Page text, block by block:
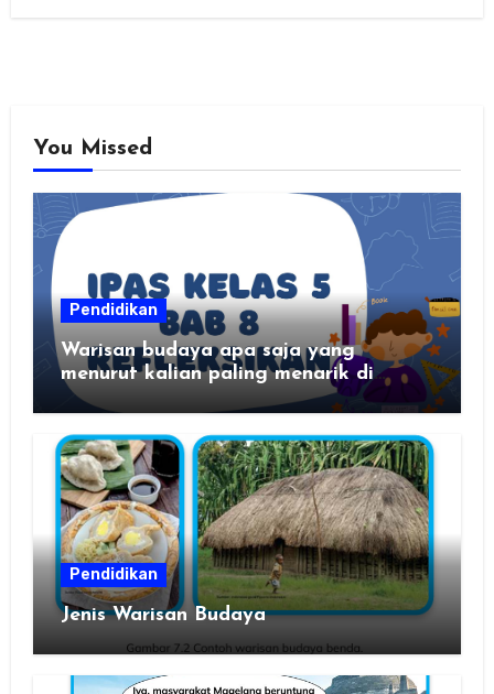
You Missed
Pendidikan
Warisan budaya apa saja yang
menurut kalian paling menarik di
Pendidikan
Jenis Warisan Budaya